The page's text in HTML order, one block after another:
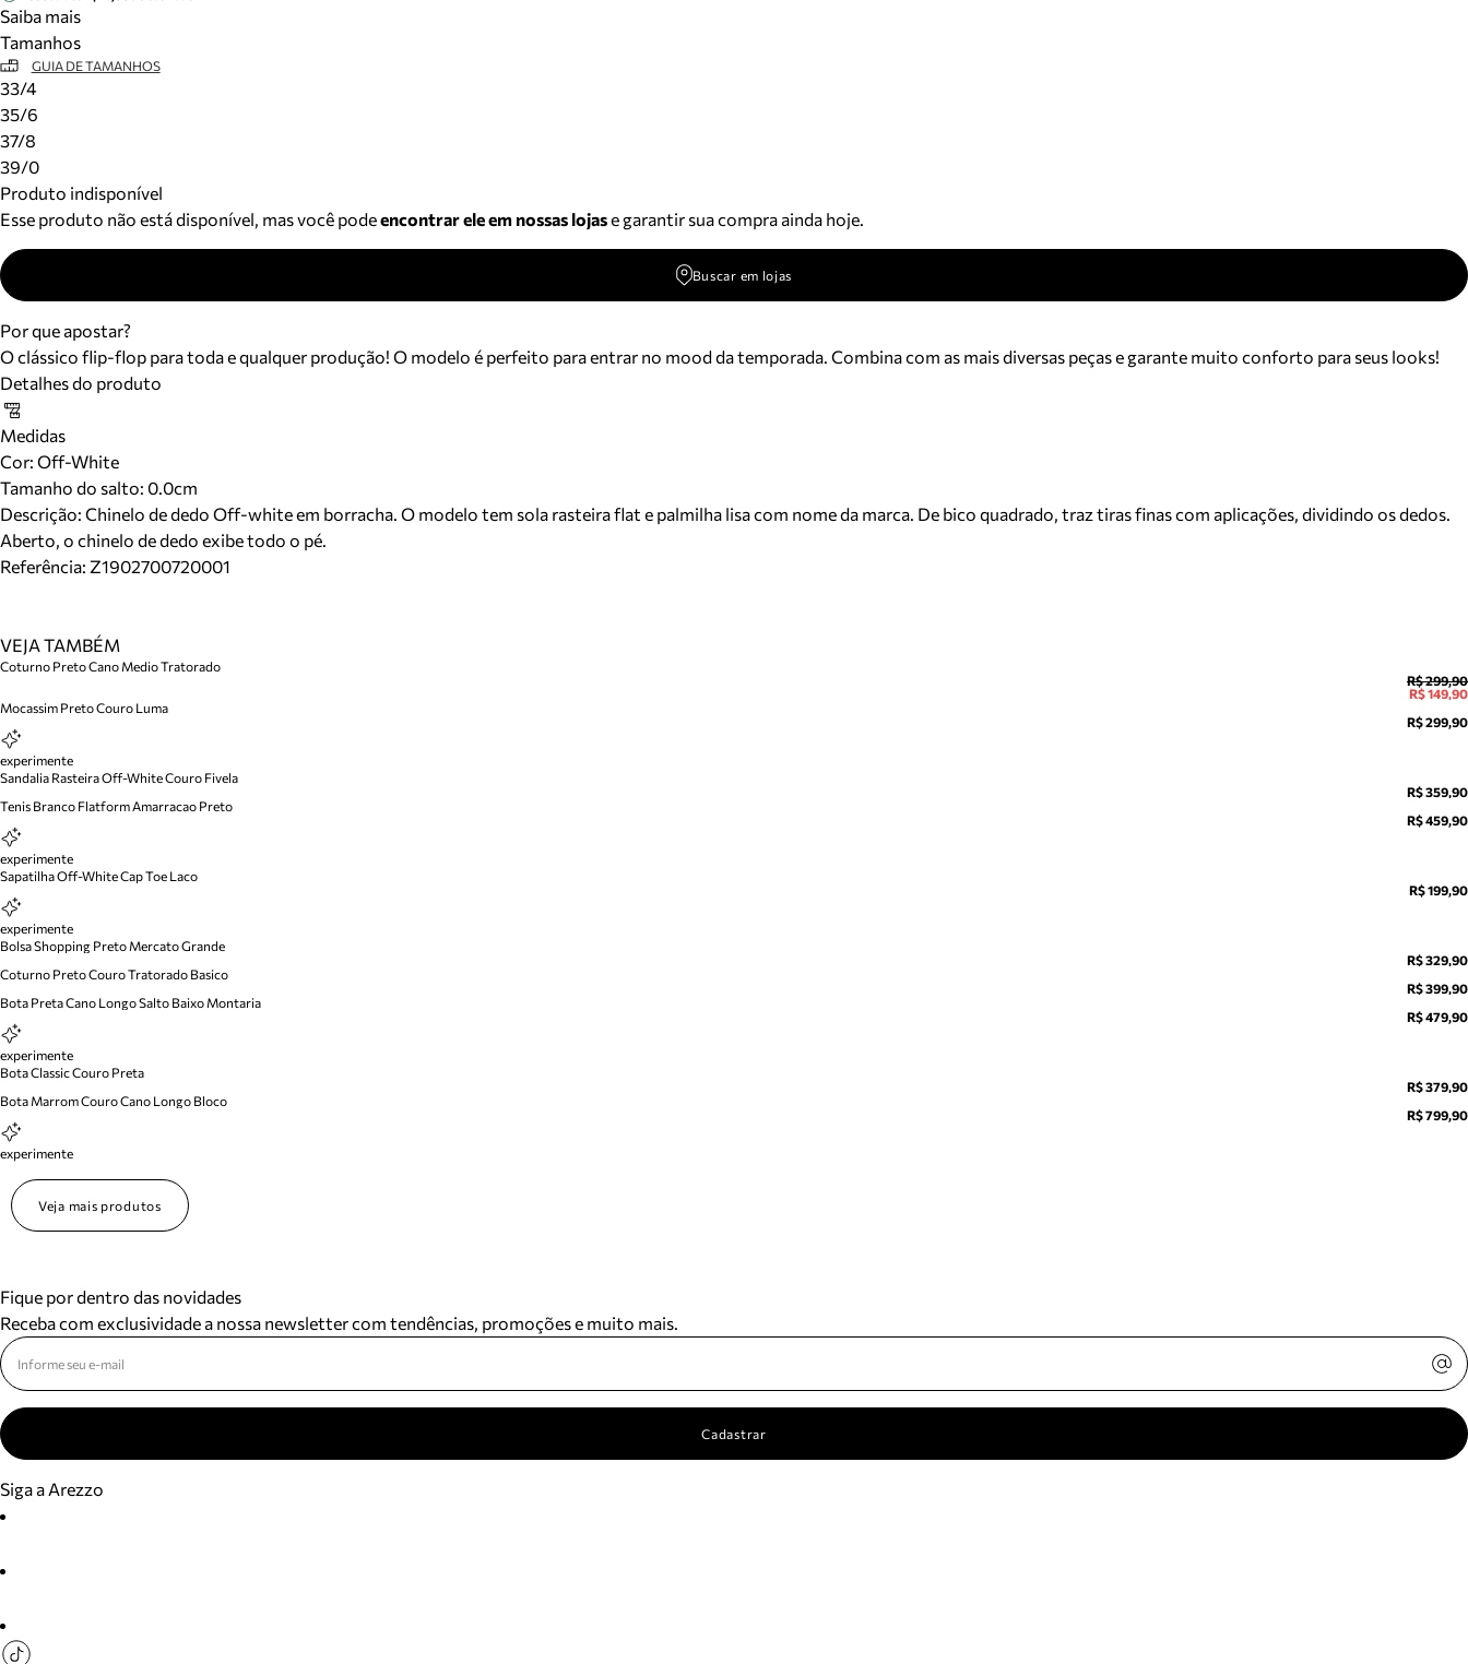
Saiba mais
Tamanhos
GUIA DE TAMANHOS
33/4
35/6
37/8
39/0
Produto indisponível
Esse produto não está disponível, mas você podeencontrar ele em nossas lojase garantir sua compra ainda hoje.
Buscar em lojas
Por que apostar?
O clássico flip-flop para toda e qualquer produção! O modelo é perfeito para entrar no mood da temporada. Combina com as mais diversas peças e garante muito conforto para seus looks!
Detalhes do produto
Medidas
Cor: Off-White
Tamanho do salto: 0.0cm
Descrição: Chinelo de dedo Off-white em borracha. O modelo tem sola rasteira flat e palmilha lisa com nome da marca. De bico quadrado, traz tiras finas com aplicações, dividindo os dedos.
Aberto, o chinelo de dedo exibe todo o pé.
Referência: Z1902700720001
VEJA TAMBÉM
Coturno Preto Cano Medio Tratorado
R$ 299,90
R$ 149,90
Mocassim Preto Couro Luma
R$ 299,90
experimente
Sandalia Rasteira Off-White Couro Fivela
R$ 359,90
Tenis Branco Flatform Amarracao Preto
R$ 459,90
experimente
Sapatilha Off-White Cap Toe Laco
R$ 199,90
experimente
Bolsa Shopping Preto Mercato Grande
R$ 329,90
Coturno Preto Couro Tratorado Basico
R$ 399,90
Bota Preta Cano Longo Salto Baixo Montaria
R$ 479,90
experimente
Bota Classic Couro Preta
R$ 379,90
Bota Marrom Couro Cano Longo Bloco
R$ 799,90
experimente
Veja mais produtos
Fique por dentro das novidades
Receba com exclusividade a nossa newsletter com tendências, promoções e muito mais.
Cadastrar
Siga a Arezzo